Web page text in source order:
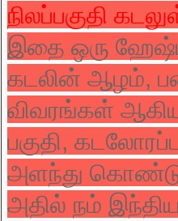
நிலப்பகுதி
இதை ஒரு
கடலின் ஆழம்,
விவரங்கள்
பகுதி,
அளந்து கொண்டு
அதில் நம்